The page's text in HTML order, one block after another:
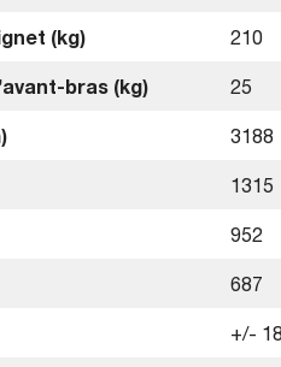
(kg) 210
bras (kg) 25
3188
1315
952
687
+/-